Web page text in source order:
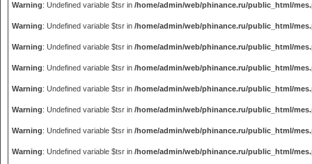
Warning: Undefined variable $tsr in /home/admin/web/phinance.ru/public_html/
Warning: Undefined variable $tsr in /home/admin/web/phinance.ru/public_html/
Warning: Undefined variable $tsr in /home/admin/web/phinance.ru/public_html/
Warning: Undefined variable $tsr in /home/admin/web/phinance.ru/public_html/
Warning: Undefined variable $tsr in /home/admin/web/phinance.ru/public_html/
Warning: Undefined variable $tsr in /home/admin/web/phinance.ru/public_html/
Warning: Undefined variable $tsr in /home/admin/web/phinance.ru/public_html/
Warning: Undefined variable $tsr in /home/admin/web/phinance.ru/public_html/